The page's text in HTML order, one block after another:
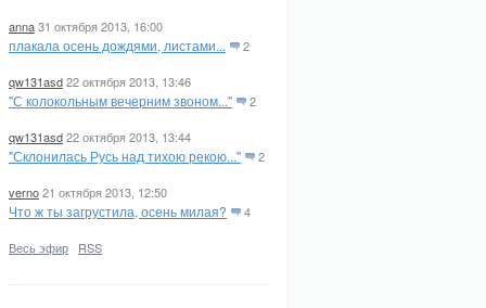
anna31 октября 2013, 16:00
плакала осень дождями, листами... 2
qw131asd22 октября 2013, 13:46
"С колокольным вечерним звоном..." 2
qw131asd22 октября 2013, 13:44
"Склонилась Русь над тихою рекою..." 2
verno21 октября 2013, 12:50
Что ж ты загрустила, осень милая? 4
Весь эфир · RSS